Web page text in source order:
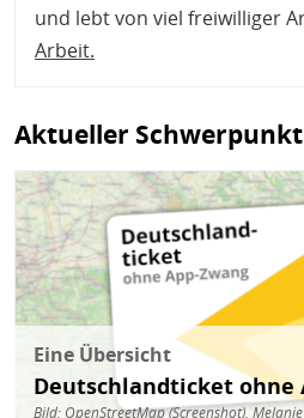
und lebt von viel freiwilliger
Arbeit.
Aktueller Schwerpunkt
Bild
Eine Übersicht
Deutschlandticket ohne
Bild: OpenStreetMap(Screenshot),